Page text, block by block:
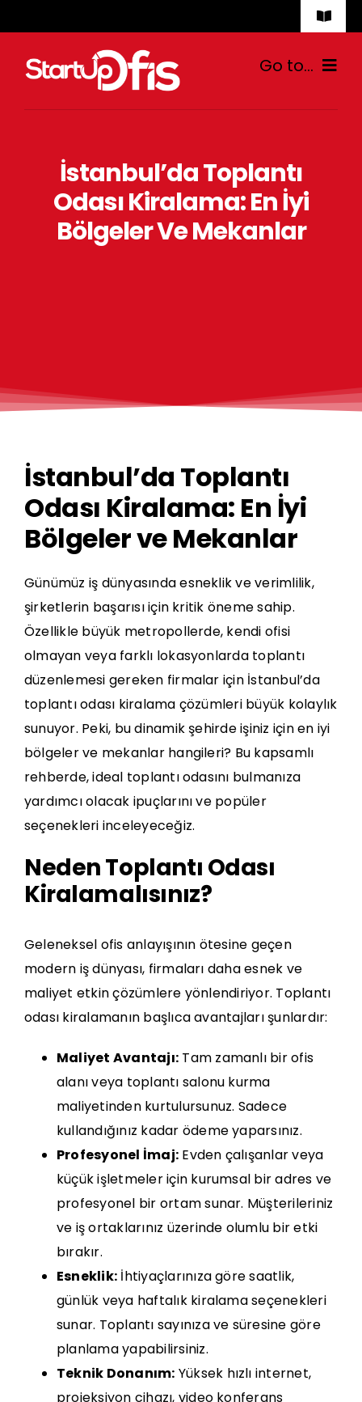
to
content
Toggle
Go to...
Hazır Ofis
Sanal Ofis
İstanbul’da Toplantı
Odası Kiralama: En İyi
Bölgeler Ve Mekanlar
İstanbul’da Toplantı
Odası Kiralama: En İyi
Bölgeler ve Mekanlar
Günümüz iş dünyasında esneklik ve verimlilik,
şirketlerin başarısı için kritik öneme sahip.
Özellikle büyük metropollerde, kendi ofisi
olmayan veya farklı lokasyonlarda toplantı
düzenlemesi gereken firmalar için İstanbul’da
toplantı odası kiralama çözümleri büyük kolaylık
sunuyor. Peki, bu dinamik şehirde işiniz için en iyi
bölgeler ve mekanlar hangileri? Bu kapsamlı
rehberde, ideal toplantı odasını bulmanıza
yardımcı olacak ipuçlarını ve popüler
seçenekleri inceleyeceğiz.
Neden Toplantı Odası
Kiralamalısınız?
Geleneksel ofis anlayışının ötesine geçen
modern iş dünyası, firmaları daha esnek ve
maliyet etkin çözümlere yönlendiriyor. Toplantı
odası kiralamanın başlıca avantajları şunlardır:
Maliyet Avantajı: Tam zamanlı bir ofis
alanı veya toplantı salonu kurma
maliyetinden kurtulursunuz. Sadece
kullandığınız kadar ödeme yaparsınız.
Profesyonel İmaj: Evden çalışanlar veya
küçük işletmeler için kurumsal bir adres ve
profesyonel bir ortam sunar. Müşterileriniz
ve iş ortaklarınız üzerinde olumlu bir etki
bırakır.
Esneklik: İhtiyaçlarınıza göre saatlik,
günlük veya haftalık kiralama seçenekleri
sunar. Toplantı sayınıza ve süresine göre
planlama yapabilirsiniz.
Teknik Donanım: Yüksek hızlı internet,
projeksiyon cihazı, video konferans